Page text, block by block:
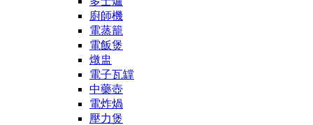
廚師機
電蒸籠
電飯煲
燉盅
電子瓦罉
中藥壺
電炸煱
壓力煲